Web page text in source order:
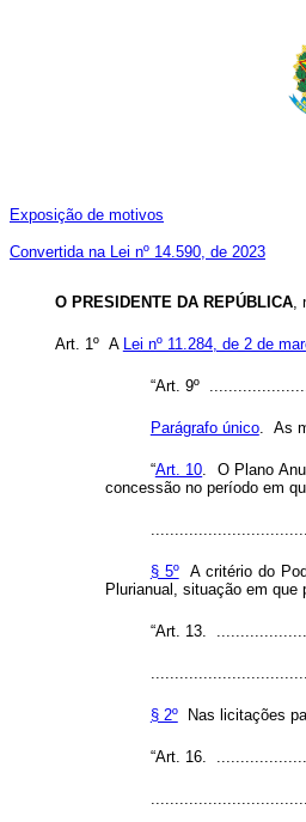
Exposição de motivos
Convertida na Lei nº 14.590, de 2023
O PRESIDENTE DA REPÚBLICA,
Art. 1º A Lei nº 11.284, de 2 de
“Art. 9º
Parágrafo único. As
“Art. 10. O Plano
concessão no período em
§ 5ºA critério do
Plurianual, situação em que
“Art. 13.
§ 2ºNas licitações
“Art. 16.